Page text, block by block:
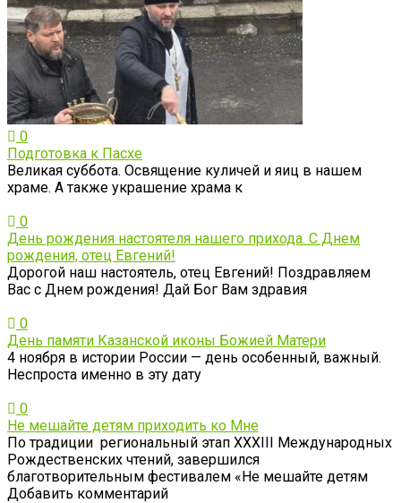
0
Подготовка к Пасхе
Великая суббота. Освящение куличей и яиц в нашем
храме. А также украшение храма к
0
День рождения настоятеля нашего прихода. С Днем
рождения, отец Евгений!
Дорогой наш настоятель, отец Евгений! Поздравляем
Вас с Днем рождения! Дай Бог Вам здравия
0
День памяти Казанской иконы Божией Матери
4 ноября в истории России — день особенный, важный.
Неспроста именно в эту дату
0
Не мешайте детям приходить ко Мне
По традиции региональный этап XXХIII Международных
Рождественских чтений, завершился
благотворительным фестивалем «Не мешайте детям
Добавить комментарий